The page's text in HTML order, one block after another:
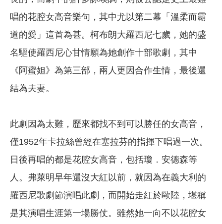
唱的花腔女高音樂句，其中尤以第二幕「溫柔而霸
道的愛」這首為甚。柯布朗大羅西尼七歲，她的盛
名驅使羅西尼心甘情願為她創作十部歌劇，其中
《阿蜜妲》為第三部，兩人更因合作生情，最後還
結為夫妻。
此劇因為太難，歷來都找不到可以勝任的女高音，
僅1952年卡拉絲曾經在塞拉芬的指揮下唱過一次。
日後再唱的都是花腔女高音，包括瓊．安德森等
人。弗萊明早年還沒大紅以前，就因為在義大利的
羅西尼歌劇節演唱此劇，而開始走紅於歐陸，堪稱
是其演唱生涯第一場勝仗。雖然她一向不以花腔女